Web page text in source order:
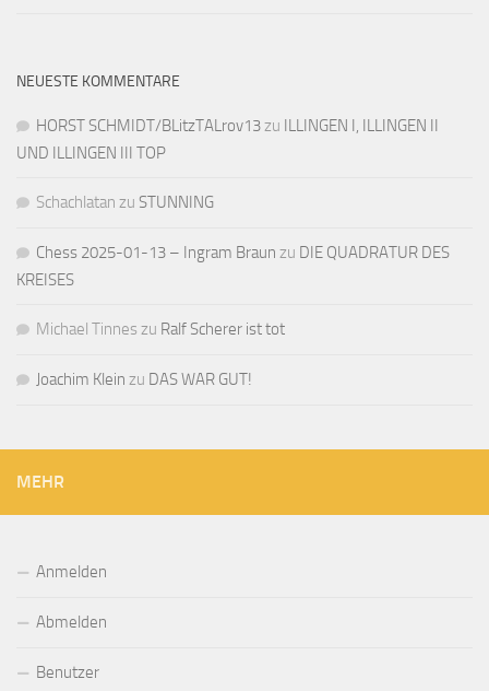
NEUESTE KOMMENTARE
HORST SCHMIDT/BLitzTALrov13zu ILLINGEN I, ILLINGEN II
UND ILLINGEN III TOP
Schachlatan zu STUNNING
Chess 2025-01-13 – Ingram Braun zu DIE QUADRATUR DES
KREISES
Michael Tinnes zu Ralf Scherer ist tot
Joachim Klein zu DAS WAR GUT!
MEHR
Anmelden
Abmelden
Benutzer